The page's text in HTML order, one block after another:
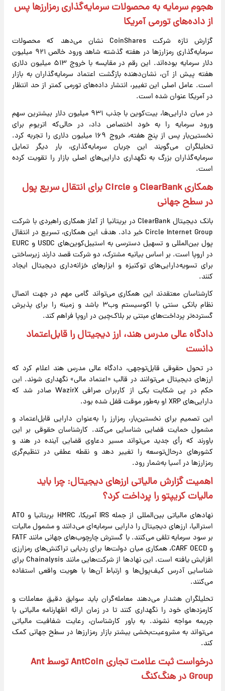
هجوم سرمایه به محصولات سرمایه‌گذاری رمزارزها پس
از داده‌های تورمی آمریکا
گزارش تازه شرکت CoinShares نشان می‌دهد که محصولات
سرمایه‌گذاری رمزارزها در هفته گذشته شاهد ورود خالص ۹۲۱ میلیون
دلار سرمایه بوده‌اند. این رقم در مقایسه با خروج ۵۱۳ میلیون دلاری
هفته پیش از آن، نشان‌دهنده بازگشت اعتماد سرمایه‌گذاران به بازار
است. عامل اصلی این تغییر، انتشار داده‌های تورمی کمتر از حد انتظار
در آمریکا عنوان شده است.
در میان دارایی‌ها، بیت‌کوین با جذب ۹۳۱ میلیون دلار بیشترین سهم
ورود سرمایه را به خود اختصاص داد، در حالی‌که اتریوم برای
نخستین‌بار پس از پنج هفته، خروج ۱۶۹ میلیون دلاری را تجربه کرد.
تحلیلگران می‌گویند این جریان سرمایه‌گذاری، بار دیگر تمایل
سرمایه‌گذاران بزرگ به نگهداری دارایی‌های اصلی بازار را تقویت کرده
است.
همکاری ClearBank و Circle برای انتقال سریع پول
در سطح جهانی
بانک دیجیتال ClearBank در بریتانیا از آغاز همکاری راهبردی با شرکت
Circle Internet Group خبر داد. هدف این همکاری، تسریع در انتقال
پول بین‌المللی و تسهیل دسترسی به استیبل‌کوین‌های USDC و EURC
در اروپا است. بر اساس بیانیه مشترک، دو شرکت قصد دارند زیرساختی
برای تسویه‌دارایی‌های توکنیزه و ابزارهای خزانه‌داری دیجیتال ایجاد
کنند.
کارشناسان معتقدند این همکاری می‌تواند گامی مهم در جهت اتصال
نظام بانکی سنتی با اکوسیستم وب۳ باشد و زمینه را برای پذیرش
گسترده‌تر پرداخت‌های مبتنی بر بلاک‌چین در اروپا فراهم کند.
دادگاه عالی مدرس هند، ارز دیجیتال را قابل‌اعتماد
دانست
در تحول حقوقی قابل‌توجهی، دادگاه عالی مدرس هند اعلام کرد که
ارزهای دیجیتال می‌توانند در قالب «اعتماد مالی» نگهداری شوند. این
حکم در پی شکایت یکی از کاربران صرافی WazirX صادر شد که
دارایی‌های XRP او به‌طور موقت قفل شده بود.
این تصمیم برای نخستین‌بار، رمزارز را به‌عنوان دارایی قابل‌اعتماد و
مشمول حمایت قضایی شناسایی می‌کند. کارشناسان حقوقی بر این
باورند که رأی جدید می‌تواند مسیر دعاوی قضایی آینده در هند و
کشورهای درحال‌توسعه را تغییر دهد و نقطه عطفی در تنظیم‌گری
رمزارزها در آسیا به‌شمار رود.
اهمیت گزارش مالیاتی ارزهای دیجیتال: چرا باید
مالیات کریپتو را پرداخت کرد؟
نهادهای مالیاتی بین‌المللی از جمله IRS آمریکا، HMRC بریتانیا و ATO
استرالیا، ارزهای دیجیتال را دارایی سرمایه‌ای می‌دانند و مشمول مالیات
بر سود سرمایه تلقی می‌کنند. با گسترش چارچوب‌های جهانی مانند FATF
و CARF OECD، همکاری میان دولت‌ها برای ردیابی تراکنش‌های رمزارزی
افزایش یافته است. این نهادها از شرکت‌هایی مانند Chainalysis برای
شناسایی آدرس کیف‌پول‌ها و ارتباط آن‌ها با هویت واقعی استفاده
می‌کنند.
تحلیلگران هشدار می‌دهند معامله‌گران باید سوابق دقیق معاملات و
کارمزدهای خود را نگهداری کنند تا در زمان ارائه اظهارنامه مالیاتی با
جریمه مواجه نشوند. به باور کارشناسان، رعایت شفافیت مالیاتی
می‌تواند به مشروعیت‌بخشی بیشتر بازار رمزارزها در سطح جهانی کمک
کند.
درخواست ثبت علامت تجاری AntCoin توسط Ant
Group در هنگ‌کنگ